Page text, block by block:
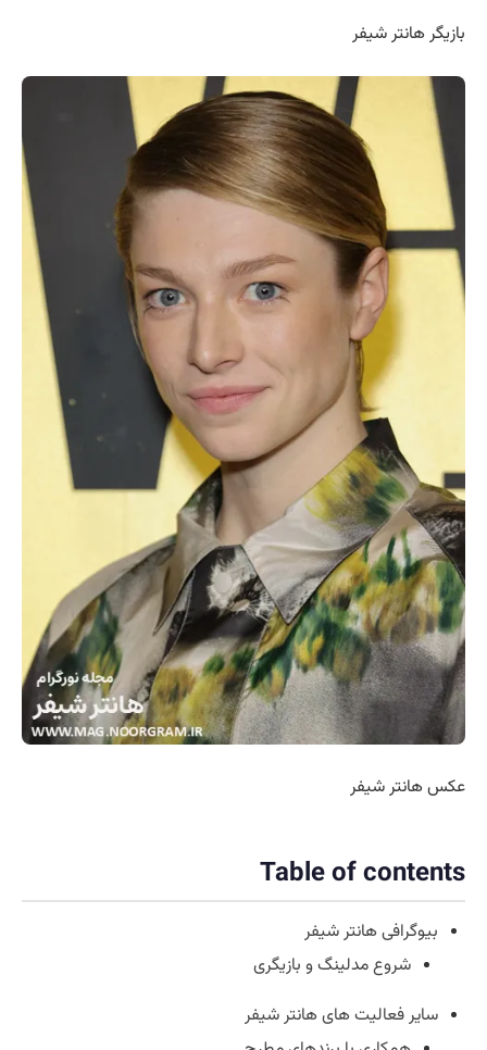
بازیگر هانتر شیفر
عکس هانتر شیفر
Table of contents
بیوگرافی هانتر شیفر
شروع مدلینگ و بازیگری
سایر فعالیت های هانتر شیفر